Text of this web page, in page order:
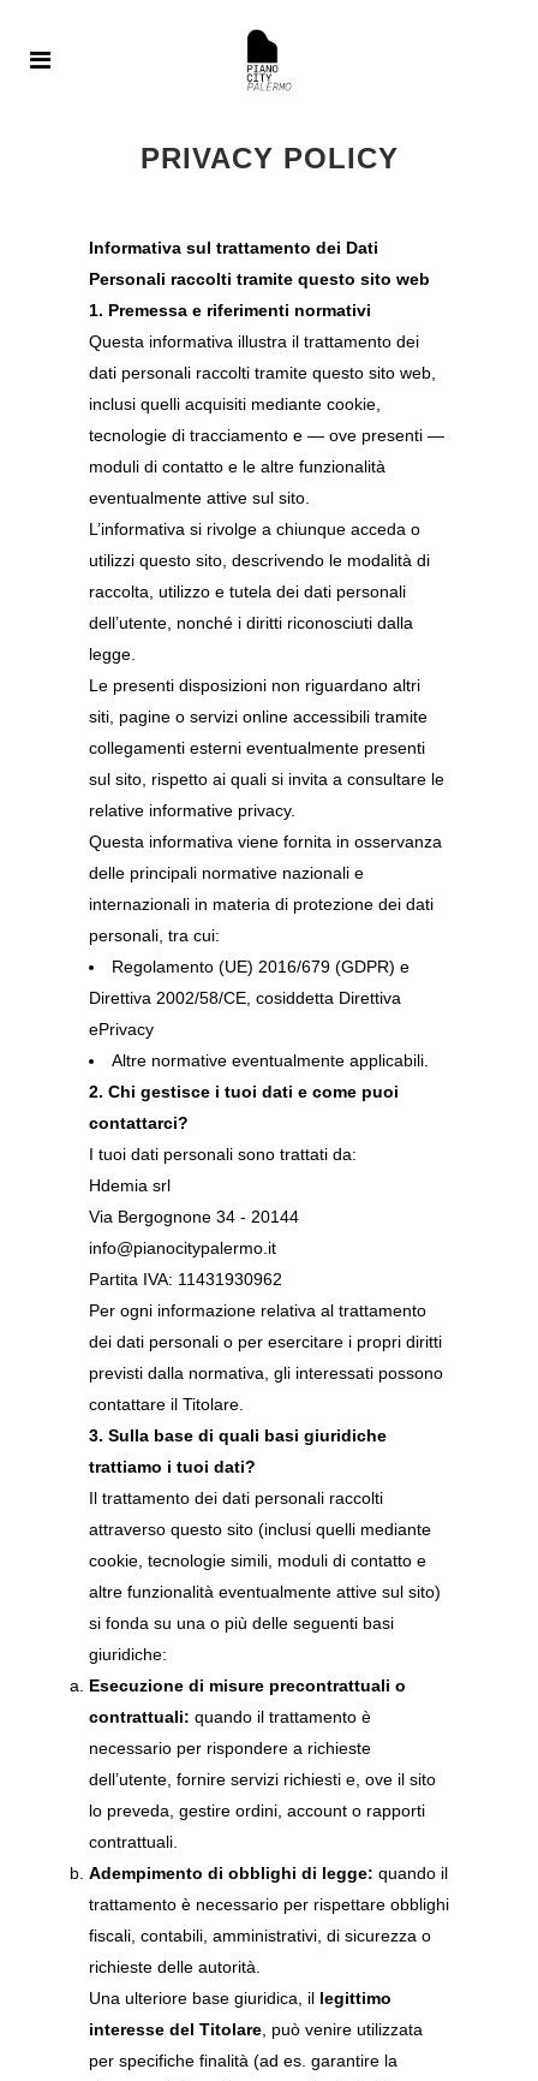
PRIVACY POLICY
Informativa sul trattamento dei Dati
Personali raccolti tramite questo sito web
1. Premessa e riferimenti normativi
Questa informativa illustra il trattamento dei
dati personali raccolti tramite questo sito web,
inclusi quelli acquisiti mediante cookie,
tecnologie di tracciamento e — ove presenti —
moduli di contatto e le altre funzionalità
eventualmente attive sul sito.
L’informativa si rivolge a chiunque acceda o
utilizzi questo sito, descrivendo le modalità di
raccolta, utilizzo e tutela dei dati personali
dell’utente, nonché i diritti riconosciuti dalla
legge.
Le presenti disposizioni non riguardano altri
siti, pagine o servizi online accessibili tramite
collegamenti esterni eventualmente presenti
sul sito, rispetto ai quali si invita a consultare le
relative informative privacy.
Questa informativa viene fornita in osservanza
delle principali normative nazionali e
internazionali in materia di protezione dei dati
personali, tra cui:
Regolamento (UE) 2016/679 (GDPR) e
Direttiva 2002/58/CE, cosiddetta Direttiva
ePrivacy
Altre normative eventualmente applicabili.
2. Chi gestisce i tuoi dati e come puoi
contattarci?
I tuoi dati personali sono trattati da:
Hdemia srl
Via Bergognone 34 - 20144
info@pianocitypalermo.it
Partita IVA: 11431930962
Per ogni informazione relativa al trattamento
dei dati personali o per esercitare i propri diritti
previsti dalla normativa, gli interessati possono
contattare il Titolare.
3. Sulla base di quali basi giuridiche
trattiamo i tuoi dati?
Il trattamento dei dati personali raccolti
attraverso questo sito (inclusi quelli mediante
cookie, tecnologie simili, moduli di contatto e
altre funzionalità eventualmente attive sul sito)
si fonda su una o più delle seguenti basi
giuridiche:
Esecuzione di misure precontrattuali o
contrattuali: quando il trattamento è
necessario per rispondere a richieste
dell’utente, fornire servizi richiesti e, ove il sito
lo preveda, gestire ordini, account o rapporti
contrattuali.
Adempimento di obblighi di legge: quando il
trattamento è necessario per rispettare obblighi
fiscali, contabili, amministrativi, di sicurezza o
richieste delle autorità.
Una ulteriore base giuridica, il legittimo
interesse del Titolare , può venire utilizzata
per specifiche finalità (ad es. garantire la